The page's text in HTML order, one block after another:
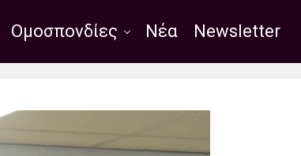
Ομοσπονδίες Νέα Newsletter